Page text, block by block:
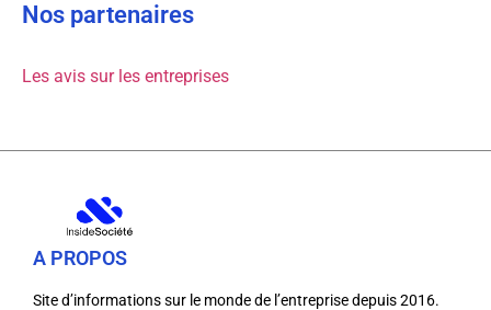
Nos partenaires
Les avis sur les entreprises
A PROPOS
Site d’informations sur le monde de l’entreprise depuis 2016.